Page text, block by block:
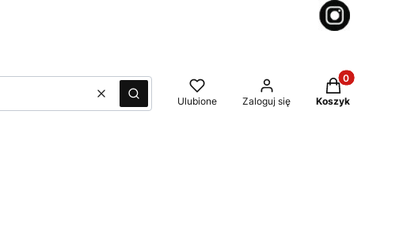
WyczyśćSzukaj Ulubione Zaloguj się
Produkty w
Koszyk